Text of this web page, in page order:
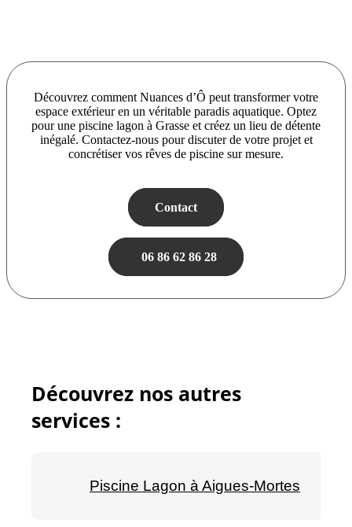
Découvrez comment Nuances d’Ô peut transformer votre
espace extérieur en un véritable paradis aquatique. Optez
pour une piscine lagon à Grasse et créez un lieu de détente
inégalé. Contactez-nous pour discuter de votre projet et
concrétiser vos rêves de piscine sur mesure.
Contact
06 86 62 86 28
Découvrez nos autres
services :
Piscine Lagon à Aigues-Mortes